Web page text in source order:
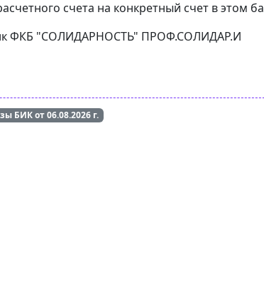
счета на конкретный счет в этом
ФКБ "СОЛИДАРНОСТЬ" ПРОФ.СОЛИДАР.И
БИК от06.08.2026г.